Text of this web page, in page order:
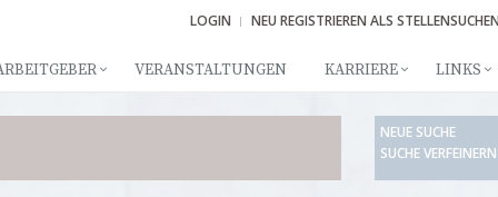
LOGIN NEU REGISTRIEREN ALS
VERANSTALTUNGEN KARRIERE LINKS
NEUE SUCHE
SUCHE VERFEINERN